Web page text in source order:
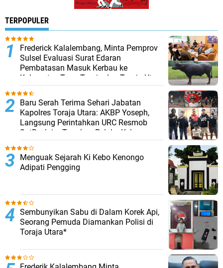
TERPOPULER
Frederick Kalalembang, Minta Pemprov
Sulsel Evaluasi Surat Edaran
Pembatasan Masuk Kerbau ke
Kabupaten Tana Toraja dan Toraja Utara
Baru Serah Terima Sehari Jabatan
Kapolres Toraja Utara: AKBP Yoseph,
Langsung Perintahkan URC Resmob
SatReskrim Tangkap Pelaku Kekerasan
Seksual Anak Di Bawah Umur
Menguak Sejarah Ki Kebo Kenongo
Adipati Pengging
Sembunyikan Sabu di Dalam Korek Api,
Seorang Pemuda Diamankan Polisi di
Toraja Utara*